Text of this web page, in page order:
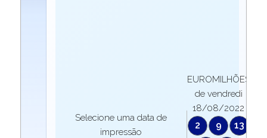
Selecione uma data de
impressão
EUROMILHÕES
de vendredi
18/08/2022
2 9
13